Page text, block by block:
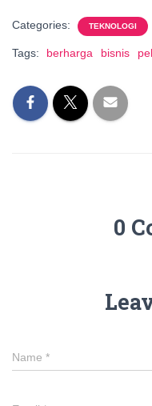
Categories: TEKNOLOGI
Tags: berharga bisnis
0
Name *